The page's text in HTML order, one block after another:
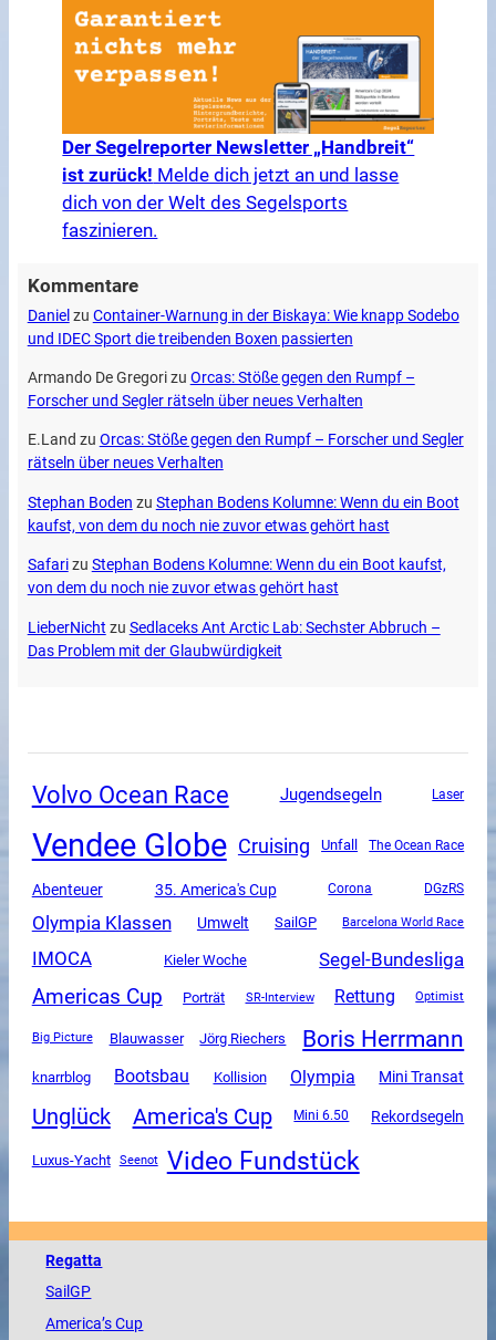
Der Segelreporter Newsletter „Handbreit“
ist zurück! Melde dich jetzt an und lasse
dich von der Welt des Segelsports
faszinieren.
Kommentare
Daniel zu Container-Warnung in der Biskaya: Wie knapp Sodebo
und IDEC Sport die treibenden Boxen passierten
Armando De Gregorizu Orcas: Stöße gegen den Rumpf –
Forscher und Segler rätseln über neues Verhalten
E.Land zu Orcas: Stöße gegen den Rumpf – Forscher und Segler
rätseln über neues Verhalten
Stephan Boden zu Stephan Bodens Kolumne: Wenn du ein Boot
kaufst, von dem du noch nie zuvor etwas gehört hast
Safarizu Stephan Bodens Kolumne: Wenn du ein Boot kaufst,
von dem du noch nie zuvor etwas gehört hast
LieberNicht zu Sedlaceks Ant Arctic Lab: Sechster Abbruch –
Das Problem mit der Glaubwürdigkeit
Volvo Ocean Race Jugendsegeln Laser
Vendee Globe Cruising Unfall The Ocean Race
Abenteuer 35. America's Cup Corona DGzRS
Olympia Klassen Umwelt SailGP Barcelona World Race
IMOCA Kieler Woche Segel-Bundesliga
Americas Cup Porträt SR-Interview Rettung Optimist
Big Picture Blauwasser Jörg Riechers Boris Herrmann
knarrblog Bootsbau Kollision Olympia Mini Transat
Unglück America's Cup Mini 6.50 Rekordsegeln
Luxus-Yacht Seenot Video Fundstück
Regatta
SailGP
America’s Cup